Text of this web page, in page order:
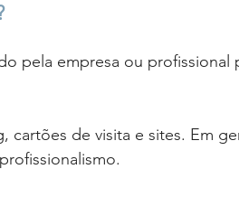
pela empresa ou profissional
cartões de visita e sites. Em